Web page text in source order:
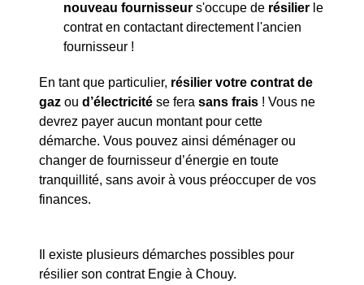
nouveau fournisseur s'occupe de résilier le
contrat en contactant directement l'ancien
fournisseur !
En tant que particulier, résilier votre contrat de
gaz ou d’électricité se fera sans frais ! Vous ne
devrez payer aucun montant pour cette
démarche. Vous pouvez ainsi déménager ou
changer de fournisseur d’énergie en toute
tranquillité, sans avoir à vous préoccuper de vos
finances.
Il existe plusieurs démarches possibles pour
résilier son contrat Engie à Chouy.